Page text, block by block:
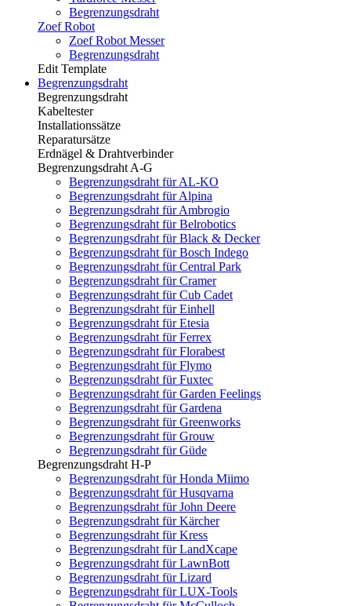
Begrenzungsdraht
Zoef Robot
Zoef Robot Messer
Begrenzungsdraht
Edit Template
Begrenzungsdraht
Begrenzungsdraht
Kabeltester
Installationssätze
Reparatursätze
Erdnägel & Drahtverbinder
Begrenzungsdraht A-G
Begrenzungsdraht für AL-KO
Begrenzungsdraht für Alpina
Begrenzungsdraht für Ambrogio
Begrenzungsdraht für Belrobotics
Begrenzungsdraht für Black & Decker
Begrenzungsdraht für Bosch Indego
Begrenzungsdraht für Central Park
Begrenzungsdraht für Cramer
Begrenzungsdraht für Cub Cadet
Begrenzungsdraht für Einhell
Begrenzungsdraht für Etesia
Begrenzungsdraht für Ferrex
Begrenzungsdraht für Florabest
Begrenzungsdraht für Flymo
Begrenzungsdraht für Fuxtec
Begrenzungsdraht für Garden Feelings
Begrenzungsdraht für Gardena
Begrenzungsdraht für Greenworks
Begrenzungsdraht für Grouw
Begrenzungsdraht für Güde
Begrenzungsdraht H-P
Begrenzungsdraht für Honda Miimo
Begrenzungsdraht für Husqvarna
Begrenzungsdraht für John Deere
Begrenzungsdraht für Kärcher
Begrenzungsdraht für Kress
Begrenzungsdraht für LandXcape
Begrenzungsdraht für LawnBott
Begrenzungsdraht für Lizard
Begrenzungsdraht für LUX-Tools